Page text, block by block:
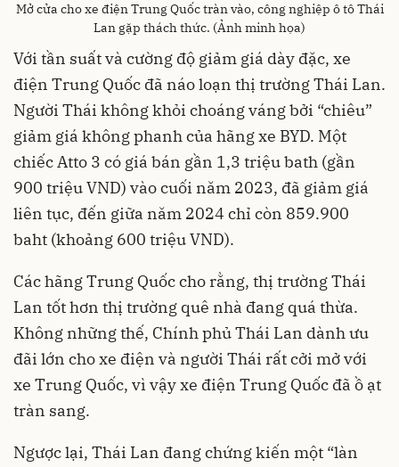
Mở cửa cho xe điện Trung Quốc tràn vào, công nghiệp ô tô Thái
Lan gặp thách thức. (Ảnh minh họa)
Với tần suất và cường độ giảm giá dày đặc, xe
điện Trung Quốc đã náo loạn thị trường Thái Lan.
Người Thái không khỏi choáng váng bởi “chiêu”
giảm giá không phanh của hãng xe BYD. Một
chiếc Atto 3 có giá bán gần 1,3 triệu bath (gần
900 triệu VND) vào cuối năm 2023, đã giảm giá
liên tục, đến giữa năm 2024 chỉ còn 859.900
baht (khoảng 600 triệu VND).
Các hãng Trung Quốc cho rằng, thị trường Thái
Lan tốt hơn thị trường quê nhà đang quá thừa.
Không những thế, Chính phủ Thái Lan dành ưu
đãi lớn cho xe điện và người Thái rất cởi mở với
xe Trung Quốc, vì vậy xe điện Trung Quốc đã ồ ạt
tràn sang.
Ngược lại, Thái Lan đang chứng kiến một “làn